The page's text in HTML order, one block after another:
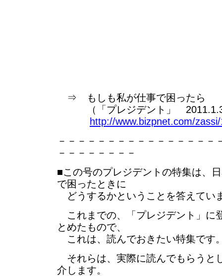
⇒ もしも私が仕事で困ったら
（「プレジデント」
http://www.bizpnet.com/
－－－－－－－－－－－－－－－－
－－－－－－－－
■この号のプレジデントの特集は、
で困ったときに
どうするかということを答えてい
これまでの、「プレジデント」に
とめたもので、
これは、読んでおきたい特集です
それらは、実際に読んでもらうと
介します。